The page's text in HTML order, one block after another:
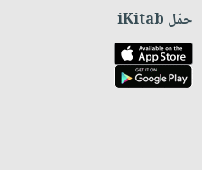
حمّل iKitab